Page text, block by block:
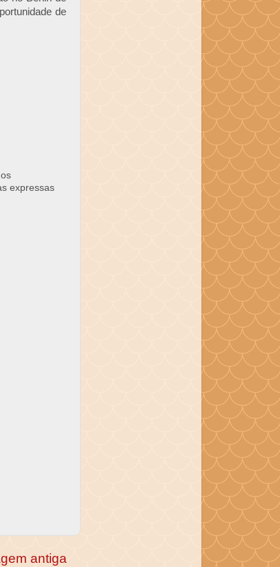
de
expressas
antiga